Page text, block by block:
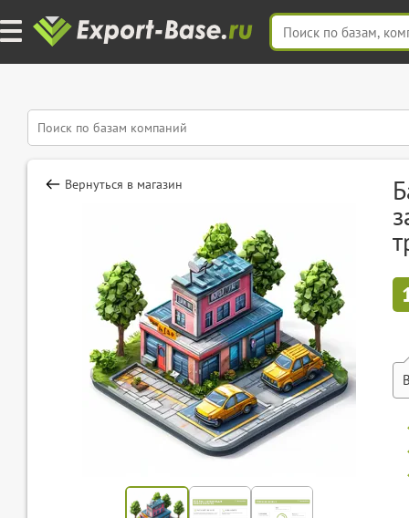
Вернуться в магазин